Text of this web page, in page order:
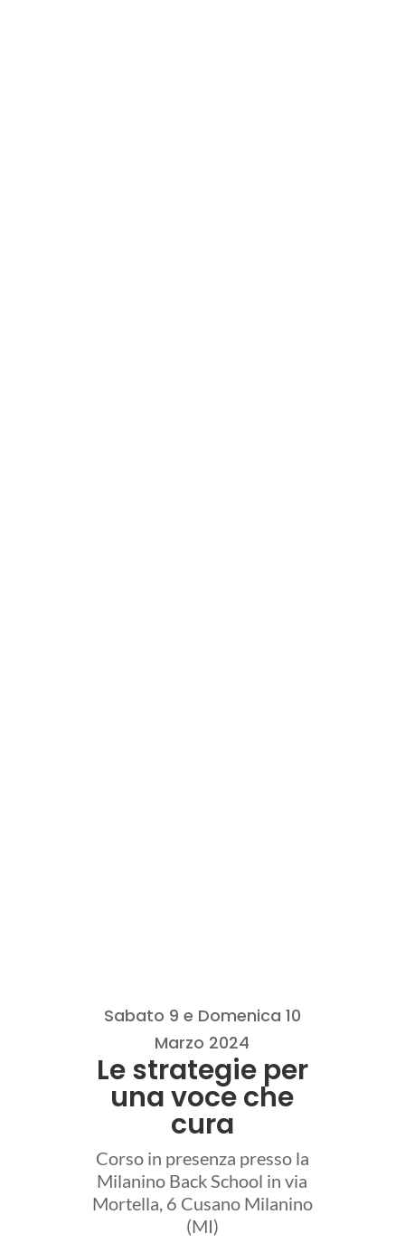
Sabato 9 e Domenica 10
Marzo 2024
Le strategie per
una voce che
cura
Corso in presenza presso la
Milanino Back School in via
Mortella, 6 Cusano Milanino
(MI)